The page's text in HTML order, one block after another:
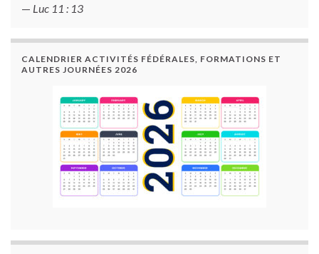
— Luc 11 : 13
CALENDRIER ACTIVITÉS FÉDÉRALES, FORMATIONS ET
AUTRES JOURNÉES 2026